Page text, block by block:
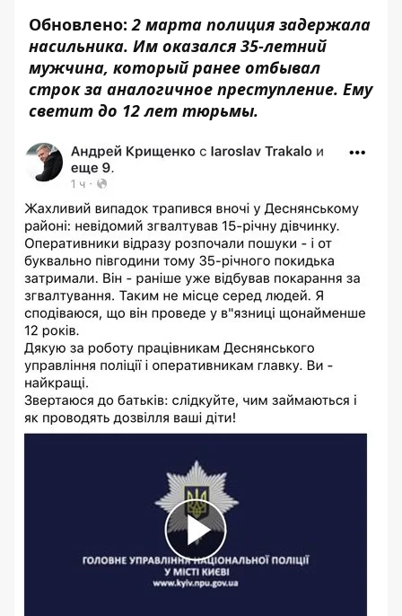
Обновлено: 2 марта полиция задержала
насильника. Им оказался 35-летний
мужчина, который ранее отбывал
строк за аналогичное преступление. Ему
светит до 12 лет тюрьмы.